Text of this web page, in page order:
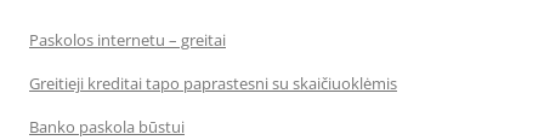
Paskolos internetu – greitai
Greitieji kreditai tapo paprastesni su skaičiuoklėmis
Banko paskola būstui